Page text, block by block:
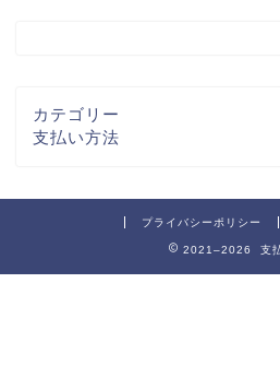
カテゴリー
支払い方法
プライバシーポリシー
2021–2026 支